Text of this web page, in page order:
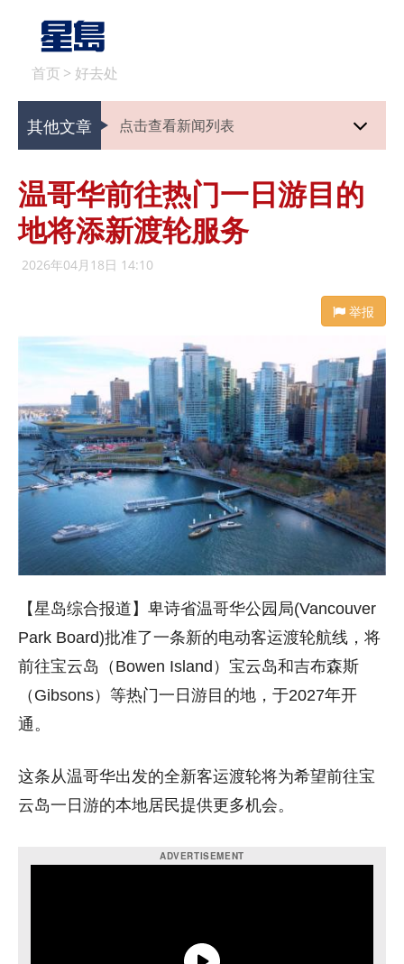
首页 > 好去处
其他文章 点击查看新闻列表
温哥华前往热门一日游目的
地将添新渡轮服务
2026年04月18日 14:10
举报
【星岛综合报道】卑诗省温哥华公园局(Vancouver
Park Board)批准了一条新的电动客运渡轮航线，将
前往宝云岛（Bowen Island）宝云岛和吉布森斯
（Gibsons）等热门一日游目的地，于2027年开
通。
这条从温哥华出发的全新客运渡轮将为希望前往宝
云岛一日游的本地居民提供更多机会。